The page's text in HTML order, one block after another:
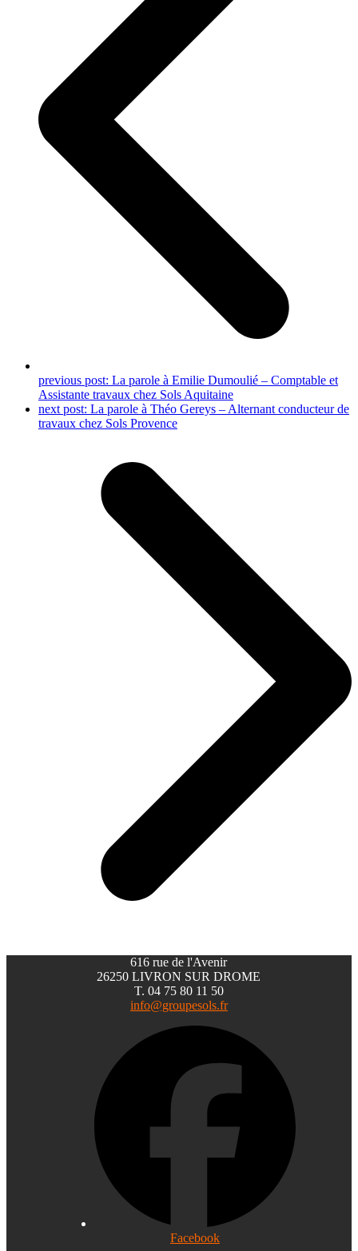
previous post: La parole à Emilie Dumoulié – Comptable et
Assistante travaux chez Sols Aquitaine
next post: La parole à Théo Gereys – Alternant conducteur de
travaux chez Sols Provence
616 rue de l'Avenir
26250 LIVRON SUR DROME
T. 04 75 80 11 50
info@groupesols.fr
Facebook